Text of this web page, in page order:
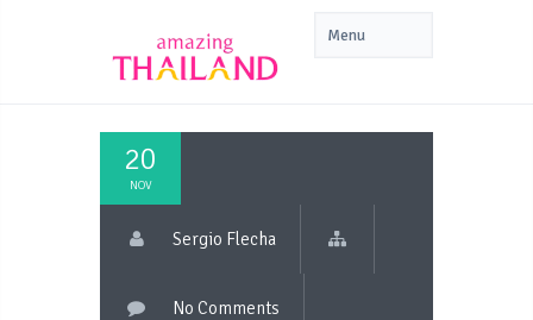
20
NOV
Sergio Flecha
No Comments